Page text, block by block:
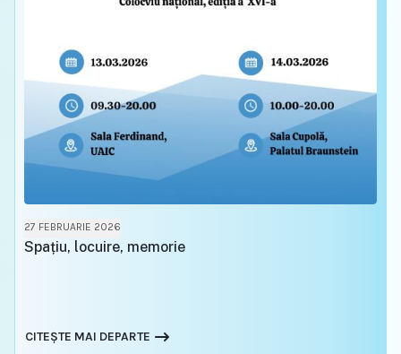
27 FEBRUARIE 2026
Spațiu, locuire, memorie
CITEȘTE MAI DEPARTE